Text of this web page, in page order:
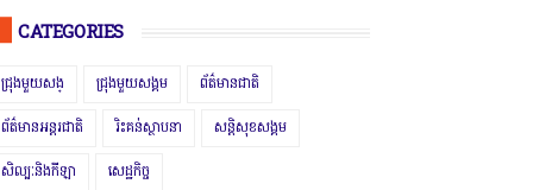
CATEGORIES
ជ្រុងមួយសង្ ជ្រុងមួយសង្គម ព័ត៌មានជាតិ
ព័ត៌មានអន្តរជាតិ រិះគន់ស្ថាបនា សន្តិសុខសង្គម
សិល្បៈនិងកីឡា សេដ្ឋកិច្ច